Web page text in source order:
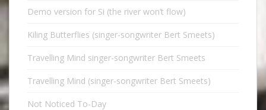
Demo version for Si (the river won’t flow)
Kiling Butterflies (singer-songwriter Bert Smeets)
Travelling Mind singer-songwriter Bert Smeets
Travelling Mind (singer-songwriter Bert Smeets)
Not Noticed To-Day